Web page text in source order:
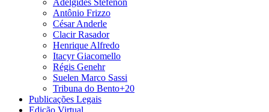
Adelgides Stefenon
Antônio Frizzo
César Anderle
Clacir Rasador
Henrique Alfredo
Itacyr Giacomello
Régis Genehr
Suelen Marco Sassi
Tribuna do Bento+20
Publicações Legais